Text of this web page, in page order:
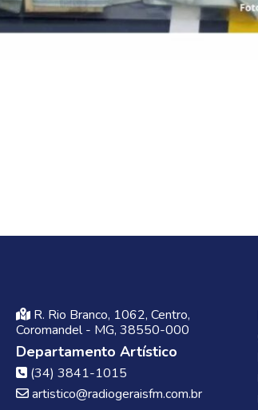
R. Rio Branco, 1062, Centro,
Coromandel - MG, 38550-000
Departamento Artístico
(34) 3841-1015
artistico@radiogeraisfm.com.br